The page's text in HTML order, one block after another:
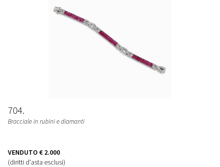
704
Bracciale in rubini e diamanti
VENDUTO € 2.000
(diritti d'asta esclusi)